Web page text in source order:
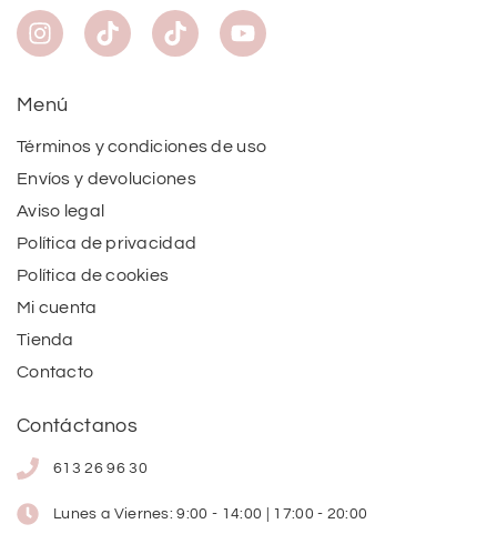
Menú
Términos y condiciones de uso
Envíos y devoluciones
Aviso legal
Política de privacidad
Política de cookies
Mi cuenta
Tienda
Contacto
Contáctanos
613 26 96 30
Lunes a Viernes: 9:00 - 14:00 | 17:00 - 20:00